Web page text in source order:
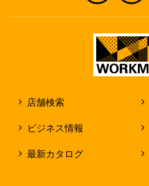
店舗検索
ビジネス情報
最新カタログ